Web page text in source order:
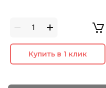
Купить в 1 клик